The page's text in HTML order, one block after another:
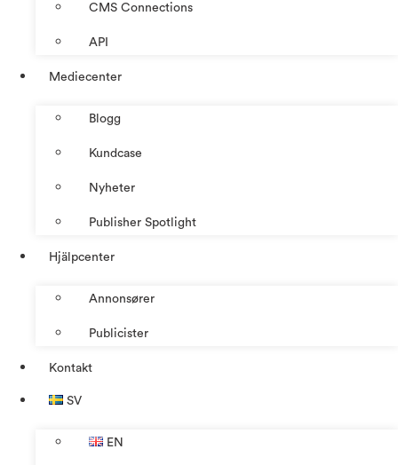
CMS Connections
API
Mediecenter
Blogg
Kundcase
Nyheter
Publisher Spotlight
Hjälpcenter
Annonsører
Publicister
Kontakt
SV
EN